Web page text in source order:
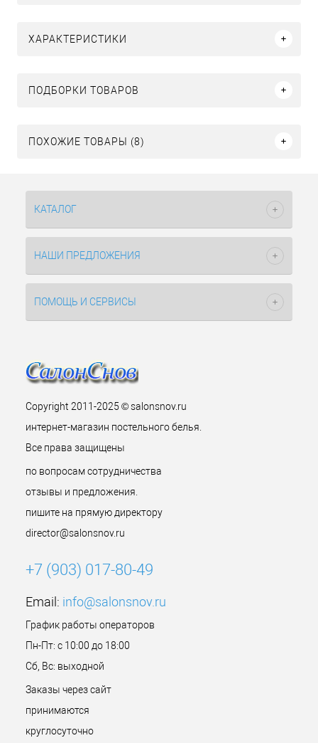
ХАРАКТЕРИСТИКИ
ПОДБОРКИ ТОВАРОВ
ПОХОЖИЕ ТОВАРЫ (8)
КАТАЛОГ
НАШИ ПРЕДЛОЖЕНИЯ
ПОМОЩЬ И СЕРВИСЫ
Copyright 2011-2025 © salonsnov.ru
интернет-магазин постельного белья.
Все права защищены
по вопросам сотрудничества
отзывы и предложения.
пишите на прямую директору
director@salonsnov.ru
+7 (903) 017-80-49
Email: info@salonsnov.ru
График работы операторов
Пн-Пт: с 10:00 до 18:00
Сб, Вс: выходной
Заказы через сайт
принимаются
круглосуточно